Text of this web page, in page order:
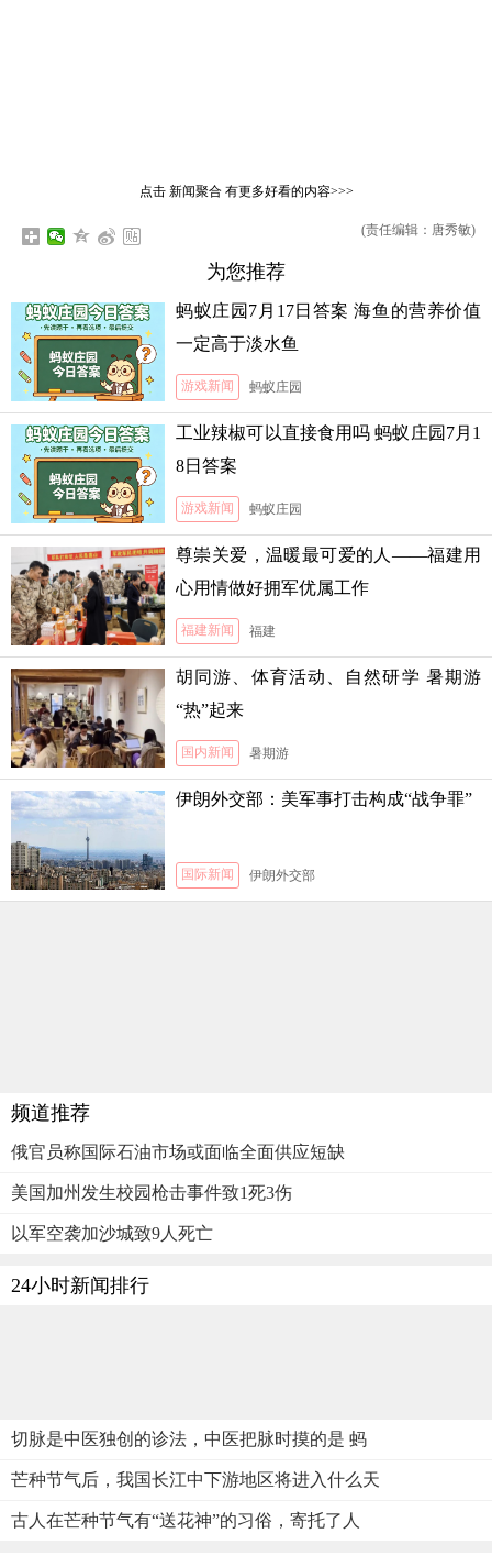
点击 新闻聚合有更多好看的内容>>>
(责任编辑：唐秀敏)
为您推荐
蚂蚁庄园7月17日答案 海鱼的营养价值
一定高于淡水鱼
游戏新闻 蚂蚁庄园
工业辣椒可以直接食用吗 蚂蚁庄园7月1
8日答案
游戏新闻 蚂蚁庄园
尊崇关爱，温暖最可爱的人——福建用
心用情做好拥军优属工作
福建新闻 福建
胡同游、体育活动、自然研学 暑期游
“热”起来
国内新闻 暑期游
伊朗外交部：美军事打击构成“战争罪”
国际新闻 伊朗外交部
频道推荐
俄官员称国际石油市场或面临全面供应短缺
美国加州发生校园枪击事件致1死3伤
以军空袭加沙城致9人死亡
24小时新闻排行
切脉是中医独创的诊法，中医把脉时摸的是 蚂
芒种节气后，我国长江中下游地区将进入什么天
古人在芒种节气有“送花神”的习俗，寄托了人